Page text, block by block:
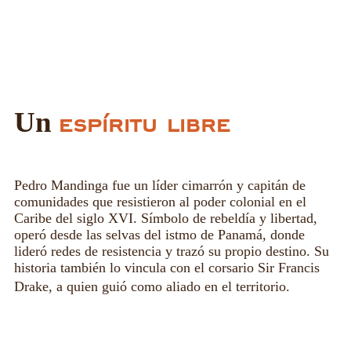
Un espíritu libre
Pedro Mandinga fue un líder cimarrón y capitán de
comunidades que resistieron al poder colonial en el
Caribe del siglo XVI. Símbolo de rebeldía y libertad,
operó desde las selvas del istmo de Panamá, donde
lideró redes de resistencia y trazó su propio destino. Su
historia también lo vincula con el corsario Sir Francis
Drake, a quien guió como aliado en el territorio.